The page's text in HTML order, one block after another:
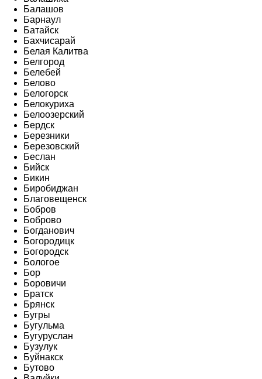
Балашов
Барнаул
Батайск
Бахчисарай
Белая Калитва
Белгород
Белебей
Белово
Белогорск
Белокуриха
Белоозерский
Бердск
Березники
Березовский
Беслан
Бийск
Бикин
Биробиджан
Благовещенск
Бобров
Боброво
Богданович
Богородицк
Богородск
Бологое
Бор
Боровичи
Братск
Брянск
Бугры
Бугульма
Бугуруслан
Бузулук
Буйнакск
Бутово